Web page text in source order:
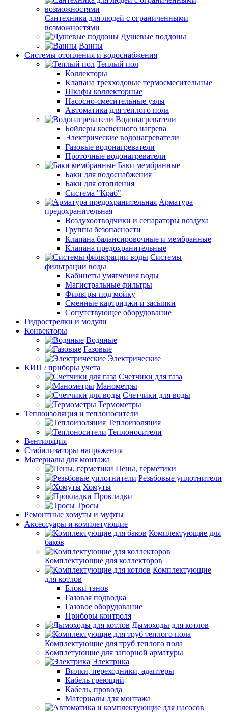
Сантехника для людей с ограниченными
возможностями
Душевые поддоны
Ванны
Системы отопления и водоснабжения
Теплый пол
Коллекторы
Клапана трехходовые термосмесительные
Шкафы коллекторные
Насосно-смесительные узлы
Автоматика для теплого пола
Водонагреватели
Бойлеры косвенного нагрева
Электрические водонагреватели
Газовые водонагреватели
Проточные водонагреватели
Баки мембранные
Баки для водоснабжения
Баки для отопления
Система "Краб"
Арматура
предохранительная
Воздухоотводчики и сепараторы воздуха
Группы безопасности
Клапана балансировочные и мембранные
Клапана предохранительные
Системы
фильтрации воды
Кабинеты умягчения воды
Магистральные фильтры
Фильтры под мойку
Сменные картриджи и засыпки
Сопутствующее оборудование
Гидрострелки и модули
Конвекторы
Водяные
Газовые
Электрические
КИП / приборы учета
Счетчики для газа
Манометры
Счетчики для воды
Термометры
Теплоизоляция и теплоносители
Теплоизоляция
Теплоносители
Вентиляция
Стабилизаторы напряжения
Материалы для монтажа
Пены, герметики
Резьбовые уплотнители
Хомуты
Прокладки
Тросы
Ремонтные хомуты и муфты
Аксессуары и комплетующие
Комплектующие для
баков
Комплектующие для коллекторов
Комплектующие
для котлов
Блоки тэнов
Газовая подводка
Газовое оборудование
Приборы контроля
Дымоходы для котлов
Комплектующие для труб теплого пола
Комплетующие для запорной арматуры
Электрика
Вилки, переходники, адаптеры
Кабель греющий
Кабель, провода
Материалы для монтажа